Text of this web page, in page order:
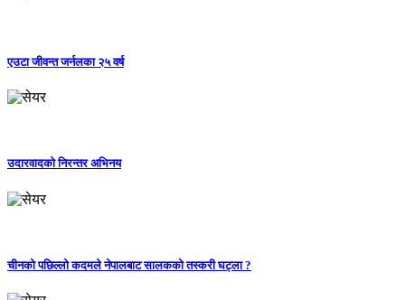
एउटा जीवन्त जर्नलका २५ वर्ष
उदारवादको निरन्तर अभिनय
चीनको पछिल्लो कदमले नेपालबाट सालकको तस्करी घट्ला ?